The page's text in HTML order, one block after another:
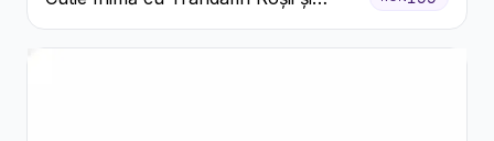
Ferrero Rocher